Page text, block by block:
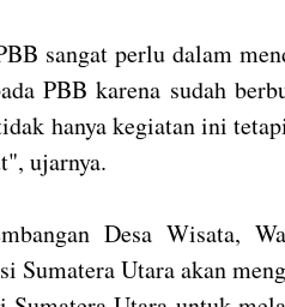
sangat perlu dalam
PBB karena sudah
hanya kegiatan ini
ujarnya.
Desa Wisata,
Sumatera Utara akan